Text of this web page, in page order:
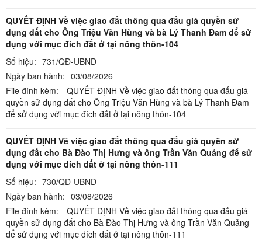
QUYẾT ĐỊNH Về việc giao đất thông qua đấu giá quyền sử
dụng đất cho Ông Triệu Văn Hùng và bà Lý Thanh Đam để sử
dụng với mục đích đất ở tại nông thôn-104
Số hiệu: 731/QĐ-UBND
Ngày ban hành: 03/08/2026
File đính kèm:
QUYẾT ĐỊNH Về việc giao đất thông qua đấu giá
quyền sử dụng đất cho Ông Triệu Văn Hùng và bà Lý Thanh Đam
để sử dụng với mục đích đất ở tại nông thôn-104
QUYẾT ĐỊNH Về việc giao đất thông qua đấu giá quyền sử
dụng đất cho Bà Đào Thị Hưng và ông Trần Văn Quảng để sử
dụng với mục đích đất ở tại nông thôn-111
Số hiệu: 730/QĐ-UBND
Ngày ban hành: 03/08/2026
File đính kèm:
QUYẾT ĐỊNH Về việc giao đất thông qua đấu giá
quyền sử dụng đất cho Bà Đào Thị Hưng và ông Trần Văn Quảng
để sử dụng với mục đích đất ở tại nông thôn-111